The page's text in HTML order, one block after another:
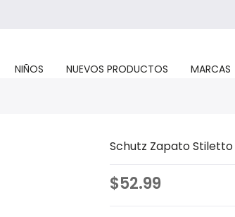
NIÑOS NUEVOS PRODUCTOS MARCAS
Schutz Zapato Stiletto
$52.99